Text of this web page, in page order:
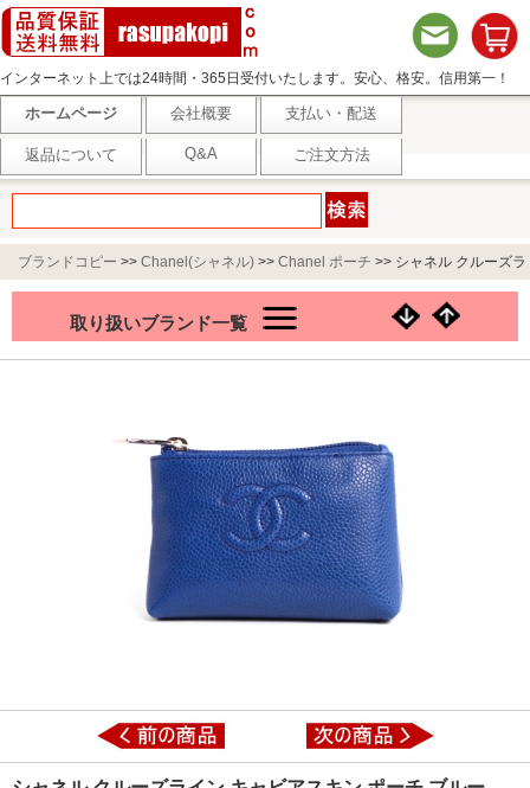
インターネット上では24時間・365日受付いたします。安心、格安。信用第一！
ホームページ 会社概要 支払い・配送
返品について Q&A ご注文方法
ブランドコピー >> Chanel(シャネル) >> Chanel ポーチ >> シャネル クルーズラ
取り扱いブランド一覧